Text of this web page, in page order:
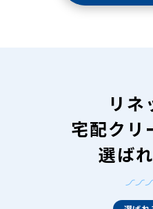
リネ
宅配クリ
選ば